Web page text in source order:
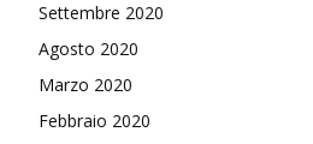
Settembre 2020
Agosto 2020
Marzo 2020
Febbraio 2020